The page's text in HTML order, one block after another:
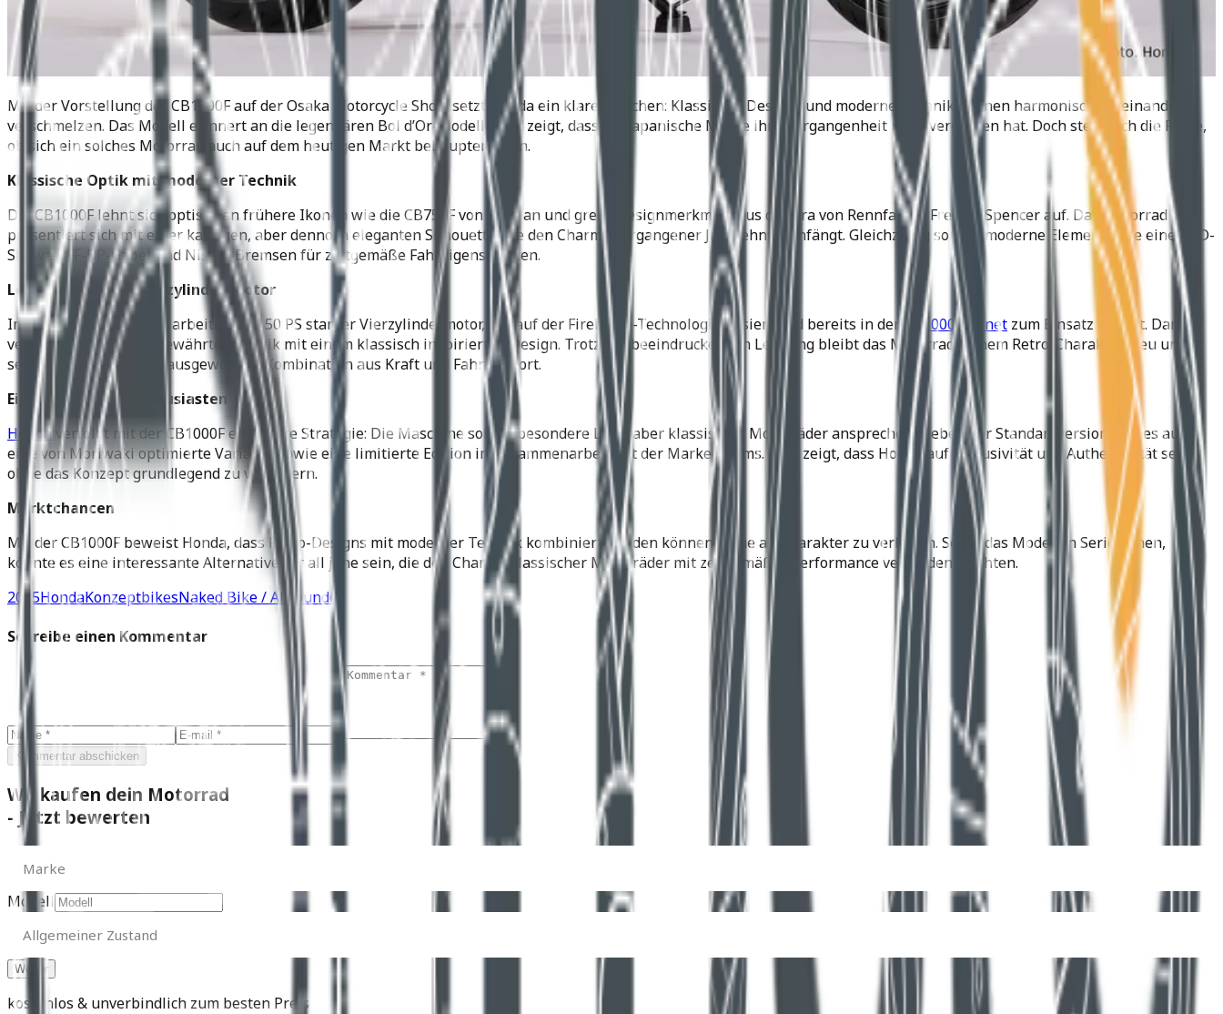
Mit der Vorstellung der CB1000F auf der Osaka Motorcycle Show setzt Honda ein klares Zeichen: Klassische Designs und moderne Technik können harmonisch miteinander
verschmelzen. Das Modell erinnert an die legendären Bol d’Or-Modelle und zeigt, dass die japanische Marke ihre Vergangenheit nicht vergessen hat. Doch stellt sich die Frage,
ob sich ein solches Motorrad auch auf dem heutigen Markt behaupten kann.
Klassische Optik mit moderner Technik
Die CB1000F lehnt sich optisch an frühere Ikonen wie die CB750F von 1979 an und greift Designmerkmale aus der Ära von Rennfahrer Freddie Spencer auf. Das Motorrad
präsentiert sich mit einer kantigen, aber dennoch eleganten Silhouette, die den Charme vergangener Jahrzehnte einfängt. Gleichzeitig sorgen moderne Elemente wie eine USD-
Showa-SFF-BP-Gabel und Nissin-Bremsen für zeitgemäße Fahreigenschaften.
Leistungsstarker Vierzylinder-Motor
Im Herzen der CB1000F arbeitet ein 150 PS starker Vierzylindermotor, der auf der Fireblade-Technologie basiert und bereits in derCB1000 Hornet zum Einsatz kommt. Damit
verbindet das Modell bewährte Technik mit einem klassisch inspirierten Design. Trotz der beeindruckenden Leistung bleibt das Motorrad seinem Retro-Charakter treu und
setzt bewusst auf eine ausgewogene Kombination aus Kraft und Fahrkomfort.
Ein Motorrad für Enthusiasten
Hondaverfolgt mit der CB1000F eine klare Strategie: Die Maschine soll insbesondere Liebhaber klassischer Motorräder ansprechen. Neben der Standardversion gibt es auch
eine von Moriwaki optimierte Variante sowie eine limitierte Edition in Zusammenarbeit mit der Marke Beams. Dies zeigt, dass Honda auf Exklusivität und Authentizität setzt,
ohne das Konzept grundlegend zu verändern.
Marktchancen
Mit der CB1000F beweist Honda, dass Retro-Designs mit moderner Technik kombiniert werden können, ohne an Charakter zu verlieren. Sollte das Modell in Serie gehen,
könnte es eine interessante Alternative für all jene sein, die den Charme klassischer Motorräder mit zeitgemäßer Performance verbinden möchten.
2025HondaKonzeptbikesNaked Bike / Allrounder
Schreibe einen Kommentar
Kommentar abschicken
Wir kaufen dein Motorrad
- Jetzt bewerten
Marke
Modell
Zustand
Allgemeiner Zustand
kostenlos & unverbindlich zum besten Preis